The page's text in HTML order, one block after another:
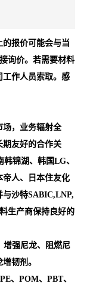
报价可能会与当
询价。若需要材料
工作人员索取。感
场，业务辐射全
期友好的合作关
锦湖、韩国LG、
帝人、日本住友化
沙特SABIC,LNP,
生产商保持良好的
增强尼龙、阻燃尼
韧剂。
、POM、PBT、